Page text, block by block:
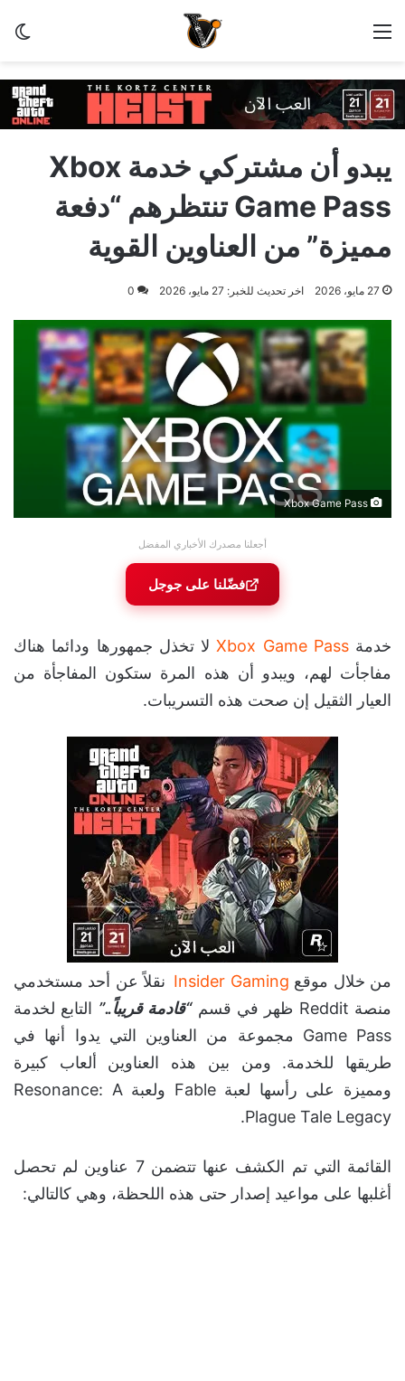
القائمة
يبدو أن مشتركي خدمة Xbox
Game Pass تنتظرهم “دفعة
مميزة” من العناوين القوية
27 مايو، 2026 اخر تحديث للخبر: 27 مايو، 2026 0
أجعلنا مصدرك الأخباري المفضل
فضّلنا على جوجل
خدمةXbox Game Passلا تخذل جمهورها ودائما هناك
مفاجأت لهم، ويبدو أن هذه المرة ستكون المفاجأة من
العيار الثقيل إن صحت هذه التسريبات.
من خلال موقع Insider Gaming نقلاً عن أحد مستخدمي
منصة Reddit ظهر في قسم
“قادمة قريباً..” التابع لخدمة
Game Pass مجموعة من العناوين التي يدوا أنها في
طريقها للخدمة. ومن بين هذه العناوين ألعاب كبيرة
ومميزة على رأسها لعبة Fable ولعبة Resonance: A
Plague Tale Legacy.
القائمة التي تم الكشف عنها تتضمن 7 عناوين لم تحصل
أغلبها على مواعيد إصدار حتى هذه اللحظة، وهي كالتالي: